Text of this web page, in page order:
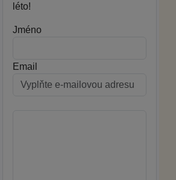
léto!
Jméno
Email